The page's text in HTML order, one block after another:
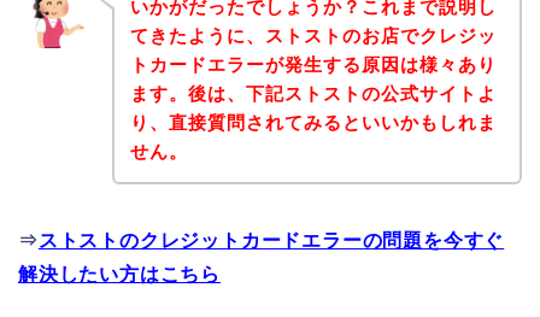
いかがだったでしょうか？これまで説明し
てきたように、ストストのお店でクレジッ
トカードエラーが発生する原因は様々あり
ます。後は、下記ストストの公式サイトよ
り、直接質問されてみるといいかもしれま
せん。
⇒ ストストのクレジットカードエラーの問題を今すぐ
解決したい方はこちら